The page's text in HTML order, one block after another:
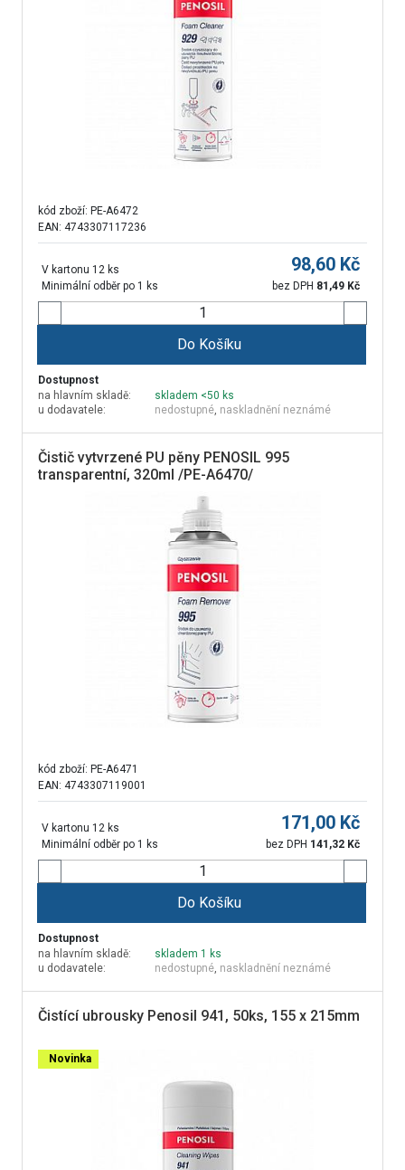
kód zboží: PE-A6472
EAN: 4743307117236
V kartonu 12 ks
Minimální odběr po 1 ks
98,60 Kč
bez DPH 81,49 Kč
Do Košíku
Dostupnost
na hlavním skladě:
skladem <50 ks
u dodavatele:
nedostupné, naskladnění neznámé
Čistič vytvrzené PU pěny PENOSIL 995
transparentní, 320ml /PE-A6470/
kód zboží: PE-A6471
EAN: 4743307119001
V kartonu 12 ks
Minimální odběr po 1 ks
171,00 Kč
bez DPH 141,32 Kč
Do Košíku
Dostupnost
na hlavním skladě:
skladem 1 ks
u dodavatele:
nedostupné, naskladnění neznámé
Čistící ubrousky Penosil 941, 50ks, 155 x 215mm
Novinka